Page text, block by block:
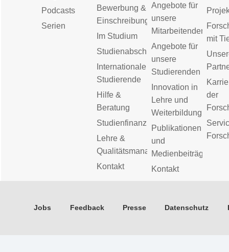
Podcasts
Serien
Bewerbung &
Einschreibung
Im Studium
Studienabschluss
Internationale
Studierende
Hilfe &
Beratung
Studienfinanzierung
Lehre &
Qualitätsmanagement
Kontakt
Angebote für
unsere
Mitarbeitenden
Angebote für
unsere
Studierenden
Innovation in
Lehre und
Weiterbildung
Publikationen
und
Medienbeiträge
Kontakt
mit
der
Jobs Feedback Presse Datenschutz